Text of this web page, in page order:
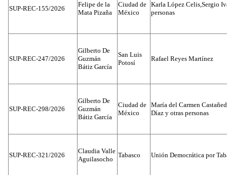
SUP-REC-155/2026
Felipe de la
Mata Pizaña
Ciudad de
México
Karla López Celis,Sergio
personas
SUP-REC-247/2026
Gilberto De
Guzmán
Bátiz García
San Luis
Potosí
Rafael Reyes Martínez
SUP-REC-298/2026
Gilberto De
Guzmán
Bátiz García
Ciudad de
México
María del Carmen
Díaz y otras personas
SUP-REC-321/2026
Claudia Valle
Aguilasocho
Tabasco Unión Democrática por